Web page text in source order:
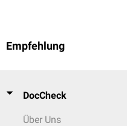
Empfehlung
DocCheck
Über Uns